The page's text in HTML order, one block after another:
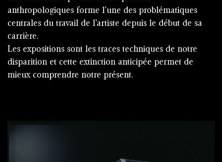
anthropologiques forme l’une des problématiques
centrales du travail de l’artiste depuis le début de sa
carrière.
Les expositions sont les traces techniques de notre
disparition et cette extinction anticipée permet de
mieux comprendre notre présent.